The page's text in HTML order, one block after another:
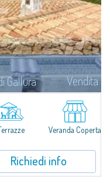
Gallura Vendita
privato e riservato del
è l'unico Parco
di 3,5 km di costa...
Veranda Coperta
Richiedi info